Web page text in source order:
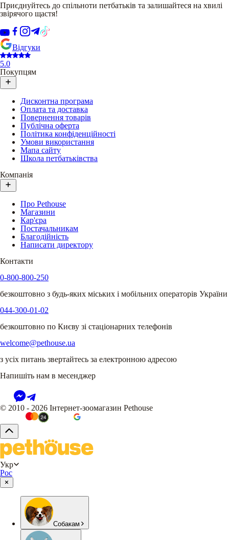
Приєднуйтесь до спільноти петбатьків та залишайтеся на хвилі
звірячого щастя!
Відгуки
5.0
Покупцям
Дисконтна програма
Оплата та доставка
Повернення товарів
Публічна оферта
Політика конфіденційності
Умови використання
Мапа сайту
Школа петбатьківства
Компанія
Про Pethouse
Магазини
Кар'єра
Постачальникам
Благодійність
Написати директору
Контакти
0-800-800-250
безкоштовно з будь-яких міських і мобільних операторів України
044-300-01-02
безкоштовно по Києву зі стаціонарних телефонів
welcome@pethouse.ua
з усіх питань звертайтесь за електронною адресою
Напишіть нам в месенджер
© 2010 - 2026 Інтернет-зоомагазин Pethouse
Укр
Рос
Собакам